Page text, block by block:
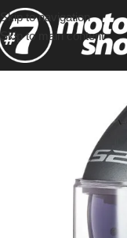
Skip to navigation
Skip to main content